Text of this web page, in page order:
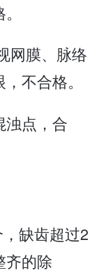
网膜、脉络
不合格。
浊点，合
缺齿超过2
齐的除